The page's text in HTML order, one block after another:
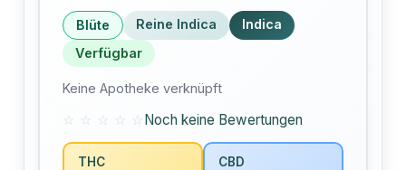
Blüte Reine Indica
Indica
Verfügbar
Keine Apotheke verknüpft
☆ ☆ ☆ ☆ ☆Noch keine Bewertungen
THC CBD